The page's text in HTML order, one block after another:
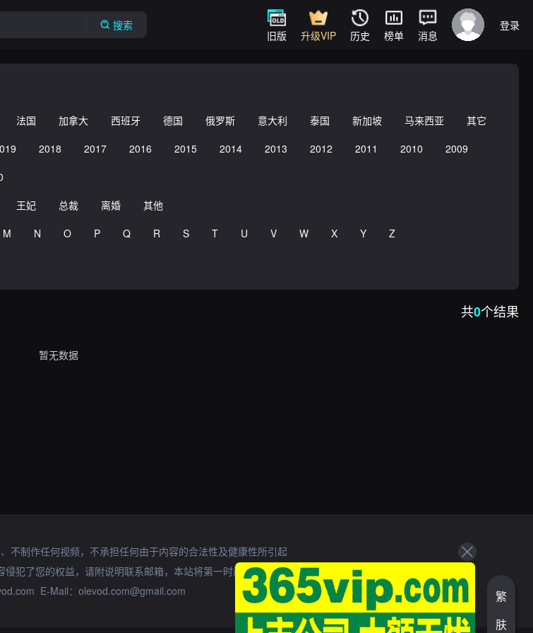
搜索
旧版 升级VIP 历史 榜单 消息
登录
法国 加拿大 西班牙 德国 俄罗斯 意大利 泰国 新加坡 马来西亚
其它
2018 2017 2016 2015 2014 2013 2012 2011 2010
2009
王妃 总裁 离婚
其他
M N O P Q R S T U V W X Y
Z
共0个结果
暂无数据
不制作任何视频，不承担任何由于内容的合法性及健康性所引起
犯了您的权益，请附说明联系邮箱，本站将第一时间处理。
E-Mail：olevod.com@gmail.com
繁
肤